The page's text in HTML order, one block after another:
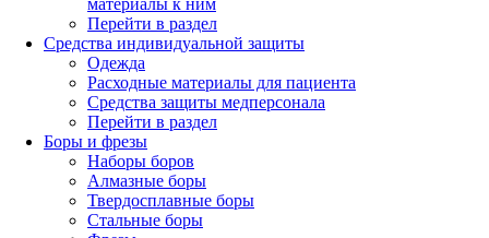
материалы к ним
Перейти в раздел
Средства индивидуальной защиты
Одежда
Расходные материалы для пациента
Средства защиты медперсонала
Перейти в раздел
Боры и фрезы
Наборы боров
Алмазные боры
Твердосплавные боры
Стальные боры